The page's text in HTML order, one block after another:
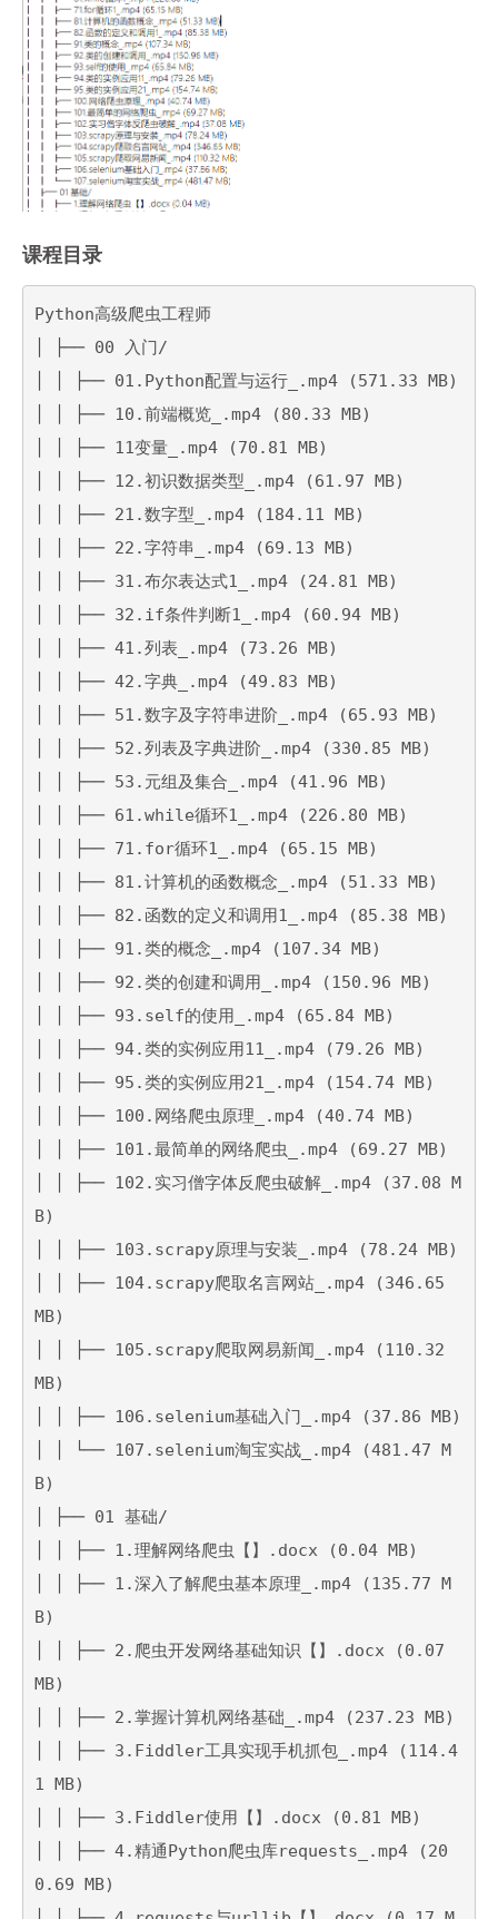
课程目录
Python高级爬虫工程师
│ ├── 00 入门/
│ │ ├── 01.Python配置与运行_.mp4 (571.33 MB)
│ │ ├── 10.前端概览_.mp4 (80.33 MB)
│ │ ├── 11变量_.mp4 (70.81 MB)
│ │ ├── 12.初识数据类型_.mp4 (61.97 MB)
│ │ ├── 21.数字型_.mp4 (184.11 MB)
│ │ ├── 22.字符串_.mp4 (69.13 MB)
│ │ ├── 31.布尔表达式1_.mp4 (24.81 MB)
│ │ ├── 32.if条件判断1_.mp4 (60.94 MB)
│ │ ├── 41.列表_.mp4 (73.26 MB)
│ │ ├── 42.字典_.mp4 (49.83 MB)
│ │ ├── 51.数字及字符串进阶_.mp4 (65.93 MB)
│ │ ├── 52.列表及字典进阶_.mp4 (330.85 MB)
│ │ ├── 53.元组及集合_.mp4 (41.96 MB)
│ │ ├── 61.while循环1_.mp4 (226.80 MB)
│ │ ├── 71.for循环1_.mp4 (65.15 MB)
│ │ ├── 81.计算机的函数概念_.mp4 (51.33 MB)
│ │ ├── 82.函数的定义和调用1_.mp4 (85.38 MB)
│ │ ├── 91.类的概念_.mp4 (107.34 MB)
│ │ ├── 92.类的创建和调用_.mp4 (150.96 MB)
│ │ ├── 93.self的使用_.mp4 (65.84 MB)
│ │ ├── 94.类的实例应用11_.mp4 (79.26 MB)
│ │ ├── 95.类的实例应用21_.mp4 (154.74 MB)
│ │ ├── 100.网络爬虫原理_.mp4 (40.74 MB)
│ │ ├── 101.最简单的网络爬虫_.mp4 (69.27 MB)
│ │ ├── 102.实习僧字体反爬虫破解_.mp4 (37.08 M
B)
│ │ ├── 103.scrapy原理与安装_.mp4 (78.24 MB)
│ │ ├── 104.scrapy爬取名言网站_.mp4 (346.65
MB)
│ │ ├── 105.scrapy爬取网易新闻_.mp4 (110.32
MB)
│ │ ├── 106.selenium基础入门_.mp4 (37.86 MB)
│ │ └── 107.selenium淘宝实战_.mp4 (481.47 M
B)
│ ├── 01 基础/
│ │ ├── 1.理解网络爬虫【】.docx (0.04 MB)
│ │ ├── 1.深入了解爬虫基本原理_.mp4 (135.77 M
B)
│ │ ├── 2.爬虫开发网络基础知识【】.docx (0.07
MB)
│ │ ├── 2.掌握计算机网络基础_.mp4 (237.23 MB)
│ │ ├── 3.Fiddler工具实现手机抓包_.mp4 (114.4
1 MB)
│ │ ├── 3.Fiddler使用【】.docx (0.81 MB)
│ │ ├── 4.精通Python爬虫库requests_.mp4 (20
0.69 MB)